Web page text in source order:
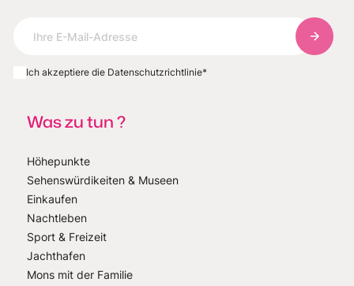
Ich akzeptiere die Datenschutzrichtlinie*
Was zu tun ?
Höhepunkte
Sehenswürdikeiten & Museen
Einkaufen
Nachtleben
Sport & Freizeit
Jachthafen
Mons mit der Familie